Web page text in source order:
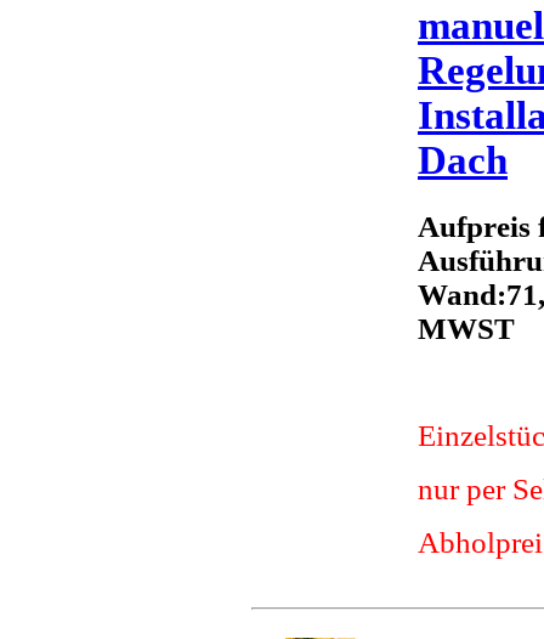
Dach
Aufpreis
MWST
nur per